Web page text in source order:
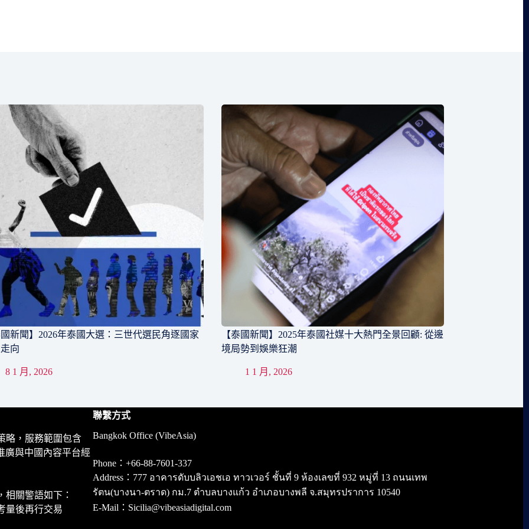
新聞】2026年泰國大選：三世代選民角逐國家
向
8 1 月, 2026
【泰國新聞】2025年泰國社媒十大熱門全景回顧: 從邊
境局勢到娛樂狂潮
1 1 月, 2026
略，服務範圍包含
廣與中國內容平台經
相關警語如下：
量後再行交易
聯繫方式
Bangkok Office (VibeAsia)
Phone：+66-88-7601-337
Address：777 อาคารดับบลิวเอชเอ ทาวเวอร์ ชั้นที่ 9 ห้องเลขที่ 932 หมู่ที่ 13 ถนนเทพ
รัตน(บางนา-ตราด) กม.7 ตำบลบางแก้ว อำเภอบางพลี จ.สมุทรปราการ 10540
E-Mail：Sicilia@vibeasiadigital.com